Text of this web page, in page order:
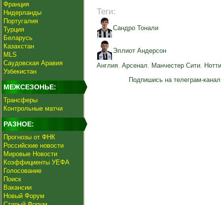
Франция
Нидерланды
Португалия
Турция
Беларусь
Казахстан
MLS
Саудовская Аравия
Узбекистан
МЕЖСЕЗОНЬЕ:
Трансферы
Контрольные матчи
РАЗНОЕ:
Прогнозы от ФНК
Российские новости
Мировые Новости
Коэффициенты УЕФА
Голосование
Поиск
Вакансии
Новый Форум
Теги:
Сандро Тонали
Эллиот Андерсон
Англия, Арсенал, Манчестер Сити,
Подпишись на телеграм-